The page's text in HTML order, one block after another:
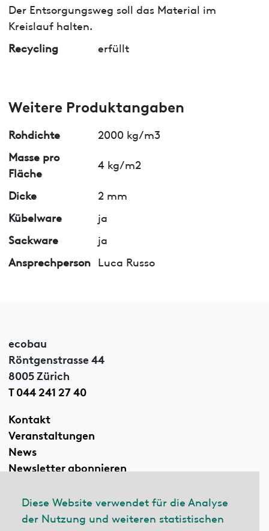
Diese Website verwendet für die Analyse
der Nutzung und weiteren statistischen
Der Entsorgungsweg soll das Material im
Kreislauf halten.
Recycling
erfüllt
Weitere Produktangaben
Rohdichte
2000 kg/m3
Masse pro
Fläche
4 kg/m2
Dicke
2 mm
Kübelware
ja
Sackware
ja
Ansprechperson Luca Russo
ecobau
Röntgenstrasse 44
8005 Zürich
T 044 241 27 40
Kontakt
Veranstaltungen
News
Newsletter abonnieren
Linkedin